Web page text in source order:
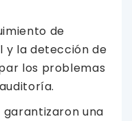
de
y la detección de
los problemas
garantizaron una